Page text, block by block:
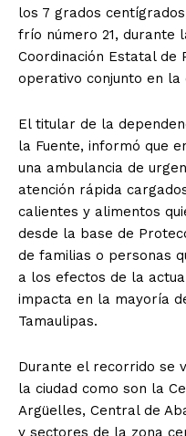
los 7 grados
frío número 21, durante
Coordinación Estatal de
operativo conjunto en la
El titular de la
la Fuente, informó que
una ambulancia de
atención rápida
calientes y alimentos
desde la base de
de familias o personas
a los efectos de la
impacta en la mayoría
Tamaulipas.
Durante el recorrido se
la ciudad como son la
Argüelles, Central de
y sectores de la zona